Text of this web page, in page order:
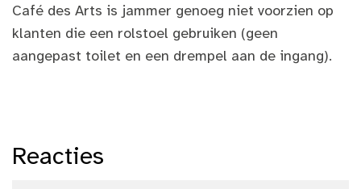
Café des Arts is jammer genoeg niet voorzien op
klanten die een rolstoel gebruiken (geen
aangepast toilet en een drempel aan de ingang).
Reacties